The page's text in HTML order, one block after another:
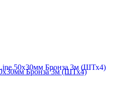
Бронза 3м (ШТх4)